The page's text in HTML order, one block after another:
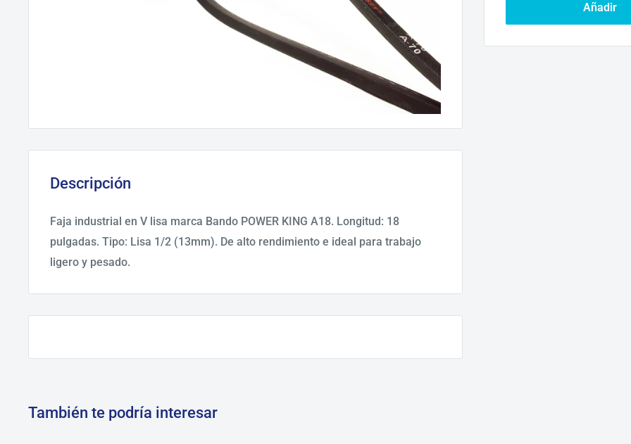
Añadir
Descripción
Faja industrial en V lisa marca Bando POWER KING A18. Longitud: 18
pulgadas. Tipo: Lisa 1/2 (13mm). De alto rendimiento e ideal para trabajo
ligero y pesado.
También te podría interesar